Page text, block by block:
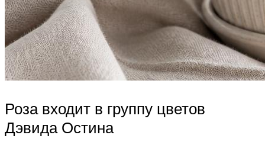
Роза входит в группу цветов
Дэвида Остина